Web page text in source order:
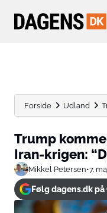
Forside Udland
Trump
Iran-krigen:
Mikkel Petersen•7.
Følg dagens.dk på